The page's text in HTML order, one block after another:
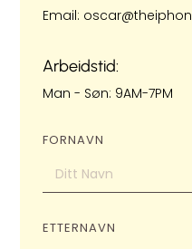
Email:
Arbeidstid:
Man - Søn: 9AM-7PM
FORNAVN
ETTERNAVN